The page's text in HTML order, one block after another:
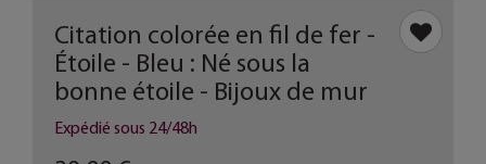
Citation colorée en fil de fer -
Étoile - Bleu : Né sous la
bonne étoile - Bijoux de mur
Expédié sous 24/48h